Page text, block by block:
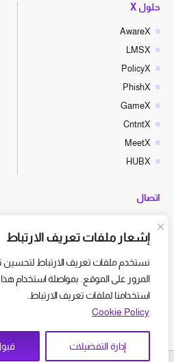
إشعار ملفات تعريف الارتباط
نستخدم ملفات تعريف الارتباط لتحسين
المرور على الموقع. بمواصلة استخدام
استخدامنا لملفات تعريف الارتباط.
Cookie Policy
إدارة التفضيلات
حلول X
AwareX
LMSX
PolicyX
PhishX
GameX
CntntX
MeetX
HUBX
اتصال
hello@cyberx.world